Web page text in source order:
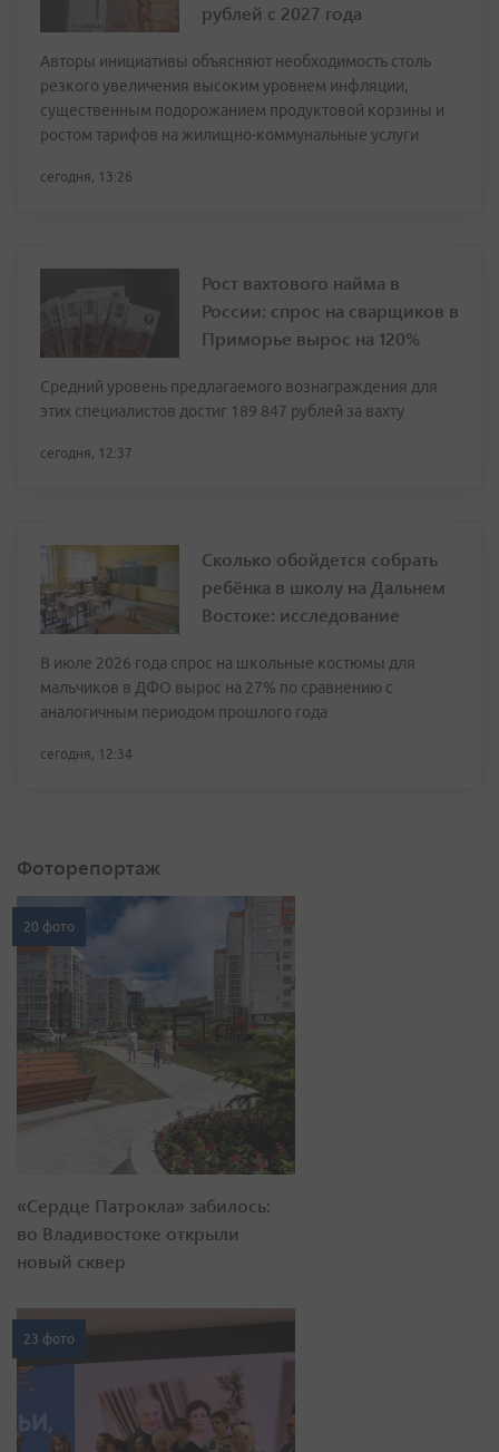
рублей с 2027 года
Авторы инициативы объясняют необходимость столь
резкого увеличения высоким уровнем инфляции,
существенным подорожанием продуктовой корзины и
ростом тарифов на жилищно-коммунальные услуги
сегодня, 13:26
Рост вахтового найма в
России: спрос на сварщиков в
Приморье вырос на 120%
Средний уровень предлагаемого вознаграждения для
этих специалистов достиг 189 847 рублей за вахту
сегодня, 12:37
Сколько обойдется собрать
ребёнка в школу на Дальнем
Востоке: исследование
В июле 2026 года спрос на школьные костюмы для
мальчиков в ДФО вырос на 27% по сравнению с
аналогичным периодом прошлого года
сегодня, 12:34
Фоторепортаж
20 фото
«Сердце Патрокла» забилось:
во Владивостоке открыли
новый сквер
23 фото